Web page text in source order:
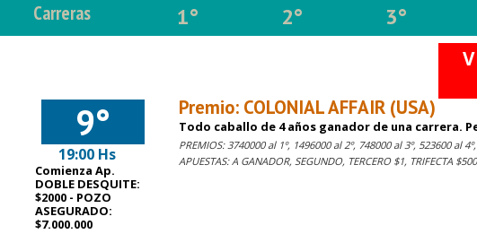
Carreras 1° 2° 3°
9°
19:00 Hs
Comienza Ap.
DOBLE DESQUITE:
$2000 - POZO
ASEGURADO:
$7.000.000
Premio: COLONIAL AFFAIR (USA)
Todo caballo de 4 años ganador de una carrera.
PREMIOS: 3740000 al 1º, 1496000 al 2º, 748000 al 3º, 523600 al
APUESTAS: A GANADOR, SEGUNDO, TERCERO $1, TRIFECTA